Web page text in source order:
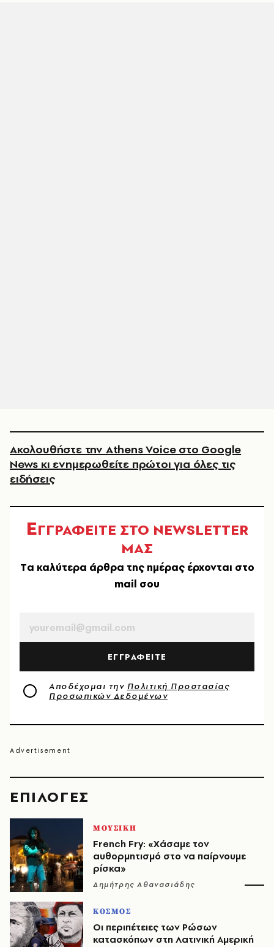
EΠΙΛΟΓΈΣ
ΜΟΥΣΙΚΗ
French Fry: «Χάσαμε τον
αυθορμητισμό στο να παίρνουμε
ρίσκα»
Δημήτρης Αθανασιάδης
ΚΟΣΜΟΣ
Οι περιπέτειες των Ρώσων
κατασκόπων στη Λατινική Αμερική
Ακολουθήστε την Athens Voice στο Google
News κι ενημερωθείτε πρώτοι για όλες τις
ειδήσεις
ΕΓΓΡΑΦΕΙΤΕ ΣΤΟ NEWSLETTER
ΜΑΣ
Tα καλύτερα άρθρα της ημέρας έρχονται στο
mail σου
ΕΓΓΡΑΦΕΙΤΕ
Αποδέχομαι την Πολιτική Προστασίας
Προσωπικών Δεδομένων